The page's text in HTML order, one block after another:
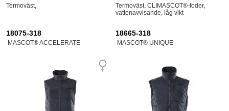
Termoväst,
Termoväst, CLIMASCOT®-foder,
vattenavvisande, låg vikt
18075-318
MASCOT® ACCELERATE
18665-318
MASCOT® UNIQUE